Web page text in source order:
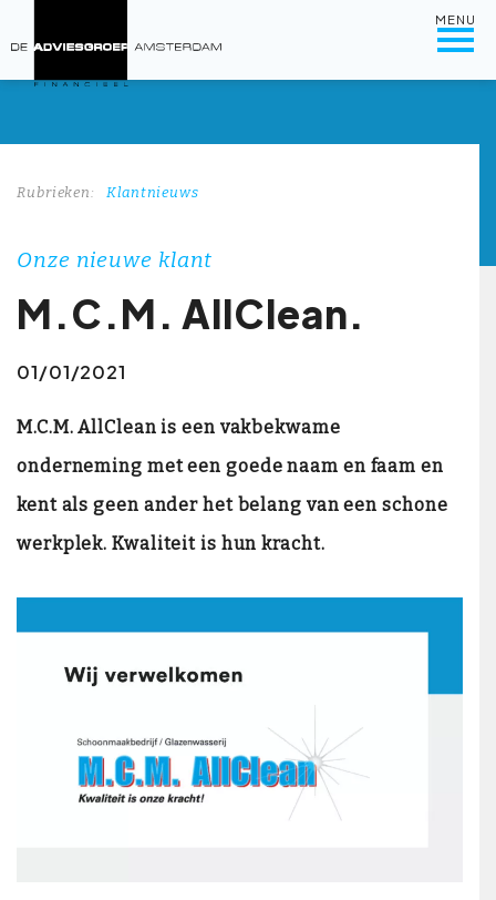
MENU
Rubrieken: Klantnieuws
Onze nieuwe klant
M.C.M. AllClean.
01/01/2021
M.C.M. AllClean is een vakbekwame
onderneming met een goede naam en faam en
kent als geen ander het belang van een schone
werkplek. Kwaliteit is hun kracht.